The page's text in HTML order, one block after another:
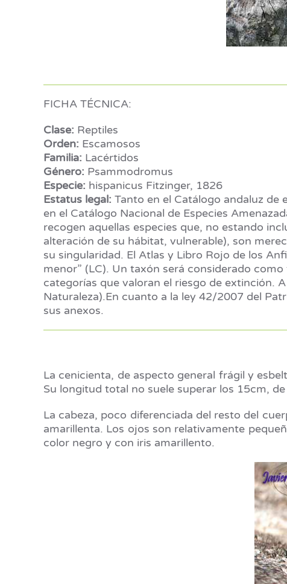
FICHA TÉCNICA:
Clase: Reptiles
Orden: Escamosos
Familia: Lacértidos
Género: Psammodromus
Especie: hispanicus Fitzinger, 1826
Estatus legal: Tanto en el Catálogo andaluz de
en el Catálogo Nacional de Especies
recogen aquellas especies que, no estando
alteración de su hábitat, vulnerable), son
su singularidad. El Atlas y Libro Rojo de los
menor” (LC). Un taxón será considerado
categorías que valoran el riesgo de extinción.
Naturaleza).En cuanto a la ley 42/2007 del
sus anexos.
La cenicienta, de aspecto general frágil y
Su longitud total no suele superar los 15cm,
La cabeza, poco diferenciada del resto del
amarillenta. Los ojos son relativamente
color negro y con iris amarillento.